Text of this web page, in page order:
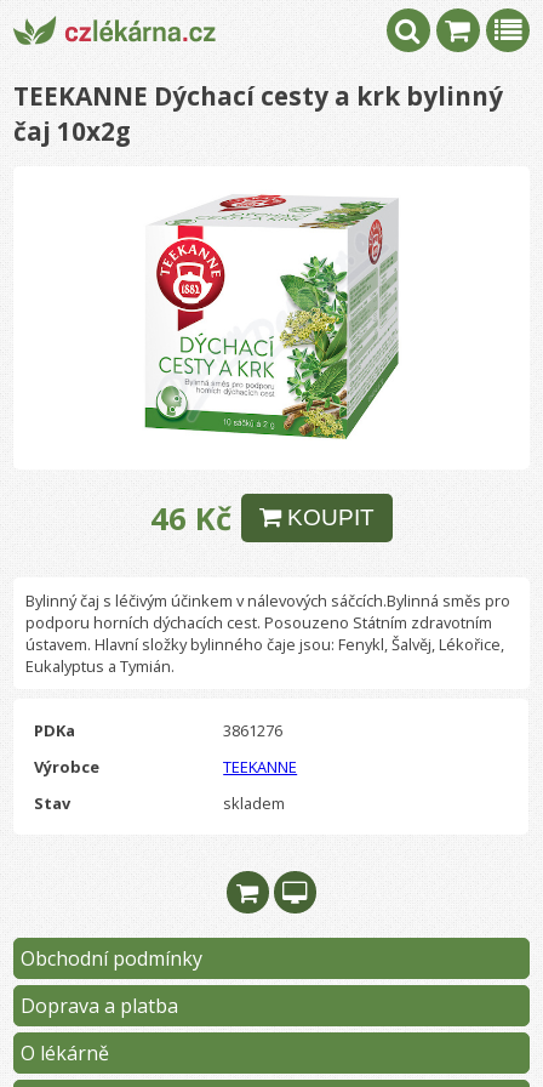
TEEKANNE Dýchací cesty a krk bylinný
čaj 10x2g
46 Kč KOUPIT
Bylinný čaj s léčivým účinkem v nálevových sáčcích.Bylinná směs pro
podporu horních dýchacích cest. Posouzeno Státním zdravotním
ústavem. Hlavní složky bylinného čaje jsou: Fenykl, Šalvěj, Lékořice,
Eukalyptus a Tymián.
PDKa
3861276
Výrobce
TEEKANNE
Stav
skladem
Obchodní podmínky
Doprava a platba
O lékárně